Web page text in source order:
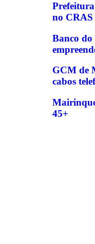
no
Banco
GCM de
cabos
45+